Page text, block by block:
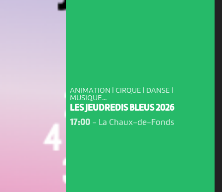
ANIMATION | CIRQUE | DANSE |
MUSIQUE...
LES JEUDREDIS BLEUS 2026
17:00- La Chaux-de-Fonds